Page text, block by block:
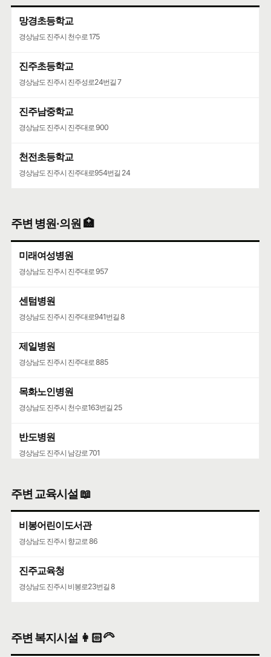
망경초등학교
경상남도 진주시 천수로 175
진주초등학교
경상남도 진주시 진주성로24번길 7
진주남중학교
경상남도 진주시 진주대로 900
천전초등학교
경상남도 진주시 진주대로954번길 24
주변 병원·의원 🏥
미래여성병원
경상남도 진주시 진주대로 957
센텀병원
경상남도 진주시 진주대로941번길 8
제일병원
경상남도 진주시 진주대로 885
목화노인병원
경상남도 진주시 천수로163번길 25
반도병원
경상남도 진주시 남강로 701
경상남도 진주시 동진로 7
주변 교육시설 📖
비봉어린이도서관
경상남도 진주시 향교로 86
진주교육청
경상남도 진주시 비봉로23번길 8
주변 복지시설 👩🏻‍🦳